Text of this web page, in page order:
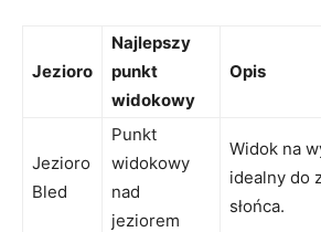
Jezioro
Najlepszy
punkt
widokowy
Opis
Jezioro
Bled
Punkt
widokowy
nad
jeziorem
Widok na
idealny do
słońca.